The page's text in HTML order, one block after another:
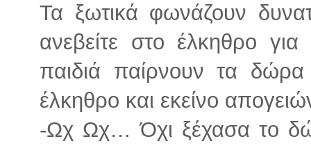
Τα ξωτικά φωνάζουν
ανεβείτε στο έλκηθρο
παιδιά παίρνουν τα δώρα
έλκηθρο και εκείνο
-Ωχ Ωχ… Όχι ξέχασα το